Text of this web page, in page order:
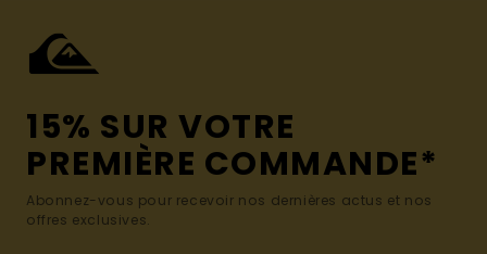
15% SUR VOTRE
PREMIÈRE COMMANDE*
Abonnez-vous pour recevoir nos dernières actus et nos
offres exclusives.